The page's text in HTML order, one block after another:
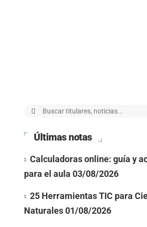
Últimas notas
Calculadoras online: guía y
para el aula 03/08/2026
25 Herramientas TIC para
Naturales01/08/2026